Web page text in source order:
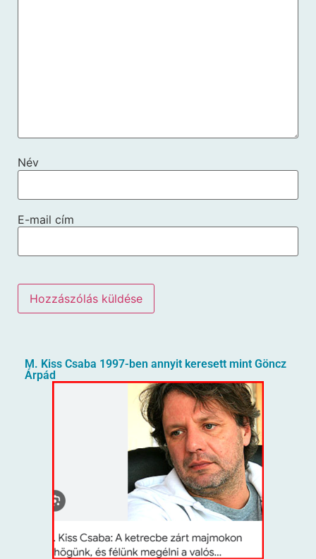
Név
E-mail cím
M. Kiss Csaba 1997-ben annyit keresett mint Göncz
Árpád